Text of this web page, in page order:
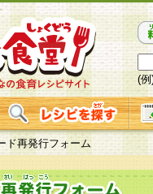
(
ド再発行フォーム